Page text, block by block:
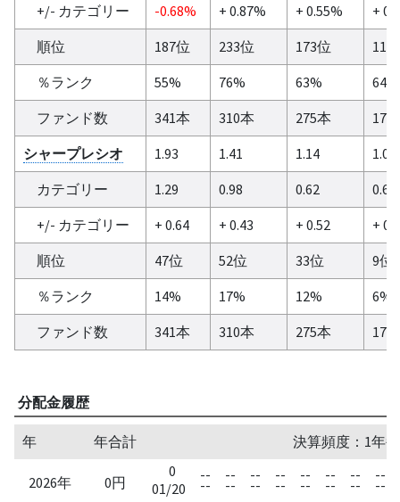
+/- カテゴリー
-0.68% + 0.87% + 0.55%
+
順位
187位 233位 173位
114
％ランク
55% 76% 63%
64%
ファンド数
341本 310本 275本
179
シャープレシオ
1.93 1.41 1.14
1.02
カテゴリー
1.29 0.98 0.62
0.68
+/- カテゴリー
+ 0.64 + 0.43 + 0.52
+
順位
47位 52位 33位
9位
％ランク
14% 17% 12%
6%
ファンド数
341本 310本 275本 179
分配金履歴
年 年合計 決算頻度：1年
2026年 0円
0
01/20
--
--
--
--
--
--
--
--
--
--
--
--
--
--
--
--